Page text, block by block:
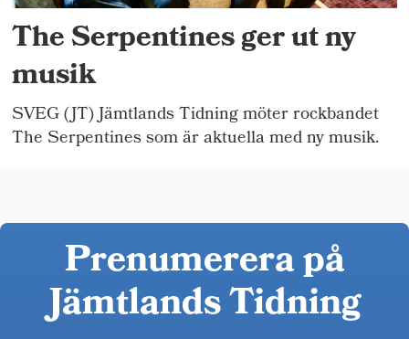
The Serpentines ger ut ny
musik
SVEG (JT) Jämtlands Tidning möter rockbandet
The Serpentines som är aktuella med ny musik.
Prenumerera på
Jämtlands Tidning